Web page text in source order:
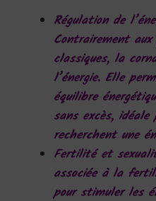
Régulation de
Contrairement
classiques, la
l’énergie. Elle
équilibre
sans excès, idéale
recherchent une
Fertilité et
associée à la
pour stimuler les